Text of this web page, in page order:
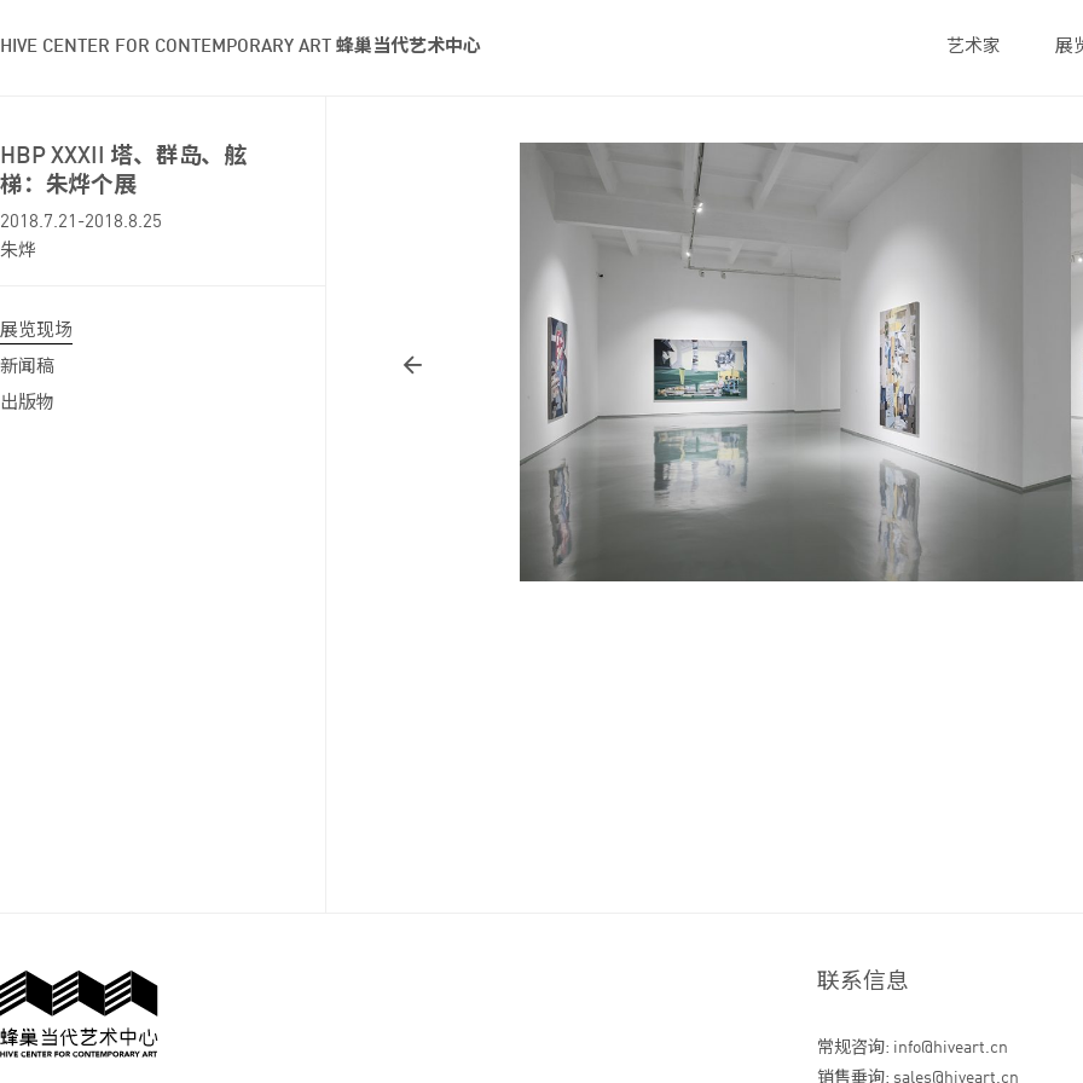
HIVE CENTER FOR CONTEMPORARY ART 蜂巢当代艺术中心 艺术家 展
HBP XXXII 塔、群岛、舷
梯：朱烨个展
2018.7.21-2018.8.25
朱烨
展览现场
新闻稿
出版物
联系信息
常规咨询: info@hiveart.cn
销售垂询: sales@hiveart.cn